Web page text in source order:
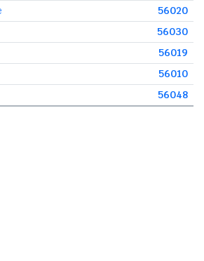
56020
56030
56019
56010
56048